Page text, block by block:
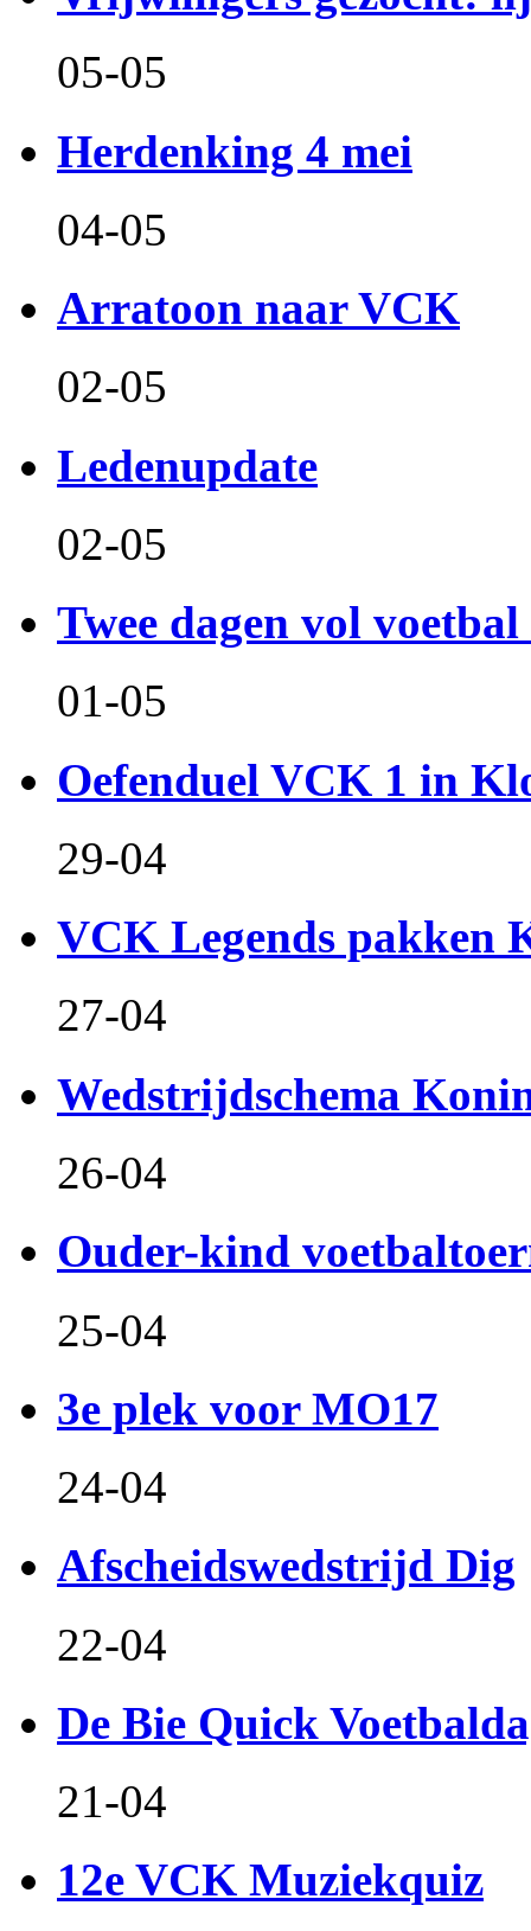
05-05
Herdenking 4 mei
04-05
Arratoon naar VCK
02-05
Ledenupdate
02-05
Twee dagen vol
01-05
Oefenduel VCK 1 in
29-04
VCK Legends pakken
27-04
Wedstrijdschema
26-04
Ouder-kind
25-04
3e plek voor MO17
24-04
Afscheidswedstrijd Dig
22-04
De Bie Quick
21-04
12e VCK Muziekquiz